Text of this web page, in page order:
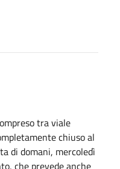
tra viale
chiuso al
di domani, mercoledì
che prevede anche